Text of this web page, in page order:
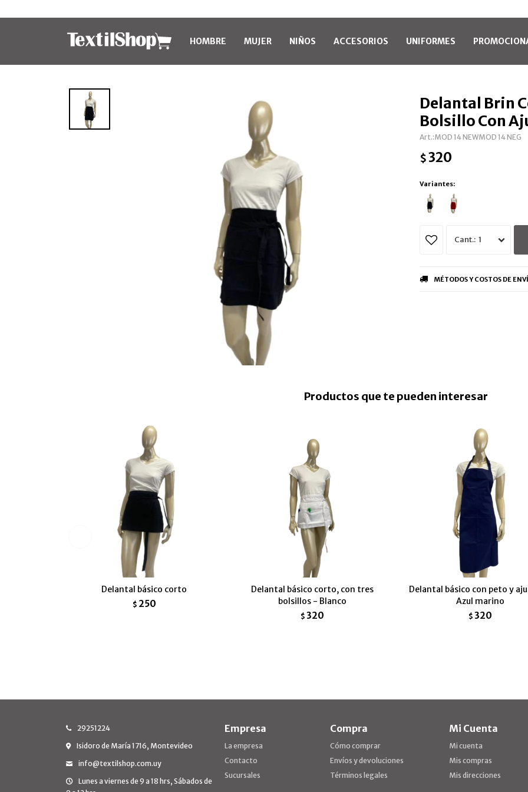
HOMBRE MUJER NIÑOS ACCESORIOS UNIFORMES
Delantal Brin
Bolsillo Con
MOD 14 NEWMOD 14 NEG
$320
Variantes:
1
MÉTODOS Y COSTOS DE
Productos que te pueden interesar
Delantal básico corto
$ 250
Delantal básico corto, con tres
bolsillos - Blanco
$ 320
Delantal básico con peto y
Azul marino
$ 320
29251224
Isidoro de María 1716, Montevideo
info@textilshop.com.uy
Lunes a viernes de 9 a 18 hrs, Sábados de
Empresa
La empresa
Contacto
Sucursales
Compra
Cómo comprar
Envíos y devoluciones
Términos legales
Mi Cuenta
Mi cuenta
Mis compras
Mis direcciones